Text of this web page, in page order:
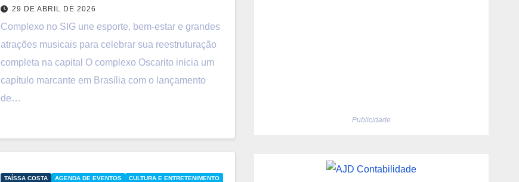
experiências inéditas
29 DE ABRIL DE 2026
Complexo no SIG une esporte, bem-estar e grandes
atrações musicais para celebrar sua reestruturação
completa na capital O complexo Oscarito inicia um
capítulo marcante em Brasília com o lançamento
de…
TAÍSSA COSTA AGENDA DE EVENTOS
CULTURA E ENTRETENIMENTO
Publicidade